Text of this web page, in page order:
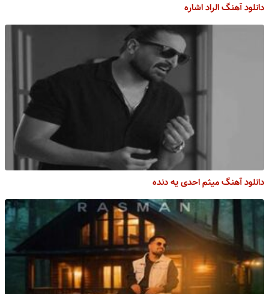
دانلود آهنگ الراد اشاره
دانلود آهنگ میثم احدی یه دنده